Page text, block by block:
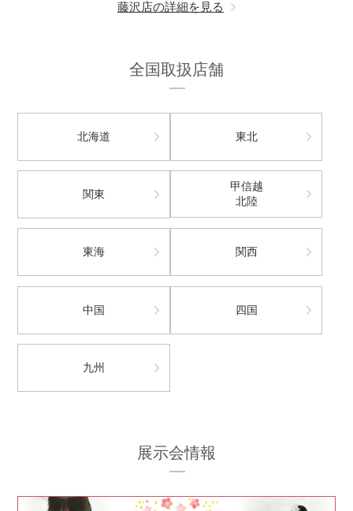
藤沢店の詳細を見る
全国取扱店舗
北海道 東北
関東
甲信越
北陸
東海 関西
中国 四国
九州
展示会情報